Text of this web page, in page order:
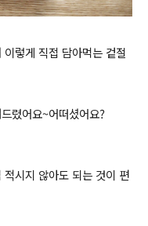
렇게 직접 담아먹는 겉절
렸어요~어떠셨어요?
시지 않아도 되는 것이 편